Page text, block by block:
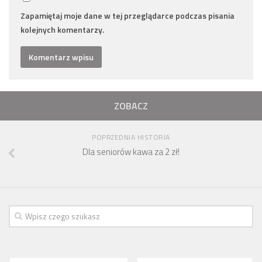
numer 1(6)/2017
numer 3(5)/2016
numer 2(4)/2016
Dokumenty
Uchwały Rady Osiedla
Uchwały Zarządu Osiedla
Zapamiętaj moje dane w tej przeglądarce podczas pisania
kolejnych komentarzy.
ZOBACZ
POPRZEDNIA HISTORIA
Dla seniorów kawa za 2 zł!